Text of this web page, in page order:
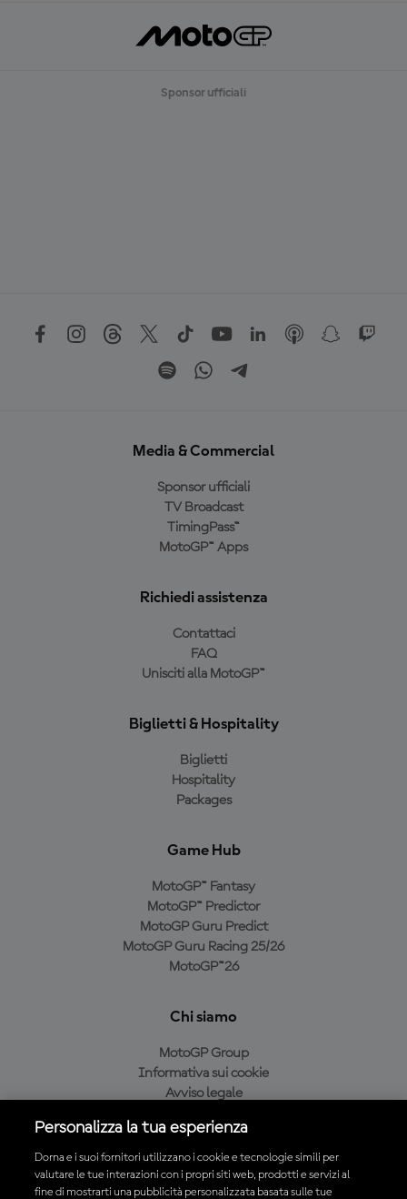
Sponsor ufficiali
Media & Commercial
Sponsor ufficiali
TV Broadcast
TimingPass™
MotoGP™ Apps
Richiedi assistenza
Contattaci
FAQ
Unisciti alla MotoGP™
Biglietti & Hospitality
Biglietti
Hospitality
Packages
Game Hub
MotoGP™ Fantasy
MotoGP™ Predictor
MotoGP Guru Predict
MotoGP Guru Racing 25/26
MotoGP™26
Chi siamo
MotoGP Group
Informativa sui cookie
Avviso legale
Condizioni di acquisto
Personalizza la tua esperienza
Dorna e i suoi fornitori utilizzano i cookie e tecnologie simili per
valutare le tue interazioni con i propri siti web, prodotti e servizi al
fine di mostrarti una pubblicità personalizzata basata sulle tue